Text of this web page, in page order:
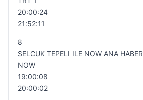
20:00:24
21:52:11
8
SELCUK TEPELI ILE NOW ANA HABER
NOW
19:00:08
20:00:02